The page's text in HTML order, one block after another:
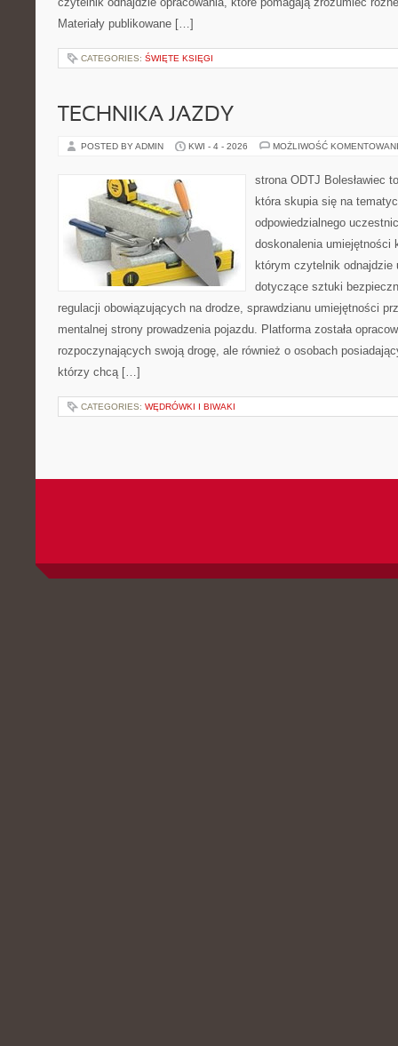
Materiały publikowane […]
CATEGORIES: ŚWIĘTE KSIĘGI
TECHNIKA JAZDY
POSTED BY ADMIN KWI - 4 - 2026 MOŻLIWOŚĆ
strona ODTJ Bolesławiec
która skupia się na
odpowiedzialnego
doskonalenia umiejętności
którym czytelnik odnajdzie
dotyczące sztuki
regulacji obowiązujących na drodze, sprawdzianu umiejętności
mentalnej strony prowadzenia pojazdu. Platforma została
rozpoczynających swoją drogę, ale również o osobach
którzy chcą […]
CATEGORIES: WĘDRÓWKI I BIWAKI